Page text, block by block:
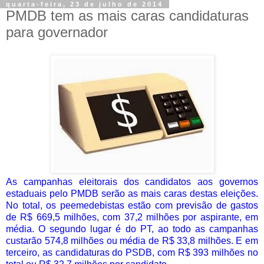
quarta-feira, 23 de julho de 2014
PMDB tem as mais caras candidaturas
para governador
As campanhas eleitorais dos candidatos aos governos
estaduais pelo PMDB serão as mais caras destas eleições.
No total, os peemedebistas estão com previsão de gastos
de R$ 669,5 milhões, com 37,2 milhões por aspirante, em
média. O segundo lugar é do PT, ao todo as campanhas
custarão 574,8 milhões ou média de R$ 33,8 milhões. E em
terceiro, as candidaturas do PSDB, com R$ 393 milhões no